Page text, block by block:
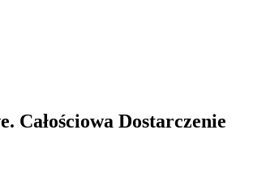
Całościowa Dostarczenie